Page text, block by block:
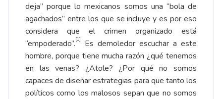
deja” porque lo mexicanos somos una “bola de
agachados” entre los que se incluye y es por eso
considera que el crimen organizado está
“empoderado”.[1]
Es demoledor escuchar a este
hombre, porque tiene mucha razón ¿qué tenemos
en las venas? ¿Atole? ¿Por qué no somos
capaces de diseñar estrategias para que tanto los
políticos como los malosos sepan que no somos